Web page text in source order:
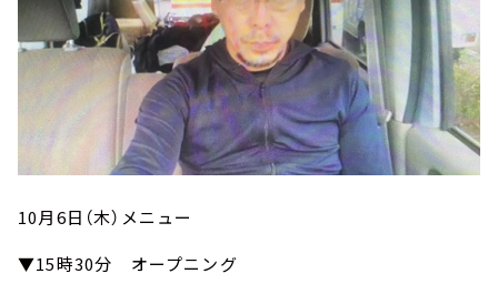
10月6日（木）メニュー
▼15時30分 オープニング